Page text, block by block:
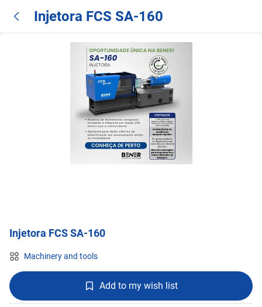
Injetora FCS SA-160
Injetora FCS SA-160
Machinery and tools
Add to my wish list